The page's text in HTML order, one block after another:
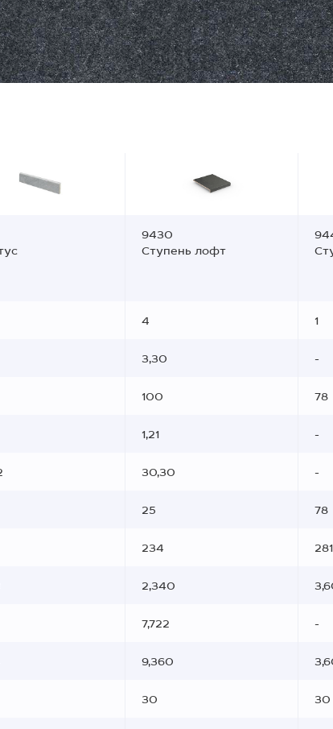
9430
Ступень лофт
4 1
3,30 -
100 78
1,21 -
30,30 -
25 78
234 281
2,340
7,722 -
9,360
30 30